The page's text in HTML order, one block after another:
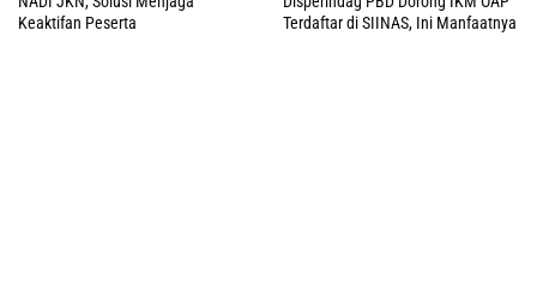
Keaktifan Peserta
Terdaftar di SIINAS, Ini Manfaatnya